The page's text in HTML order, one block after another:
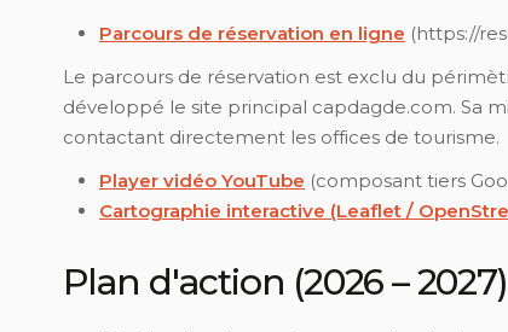
Parcours de réservation en ligne (https://
Le parcours de réservation est exclu du
développé le site principal capdagde.com. Sa
contactant directement les offices de tourisme.
Player vidéo YouTube (composant tiers
Cartographie interactive (Leaflet /
Plan d'action (2026 – 2027)